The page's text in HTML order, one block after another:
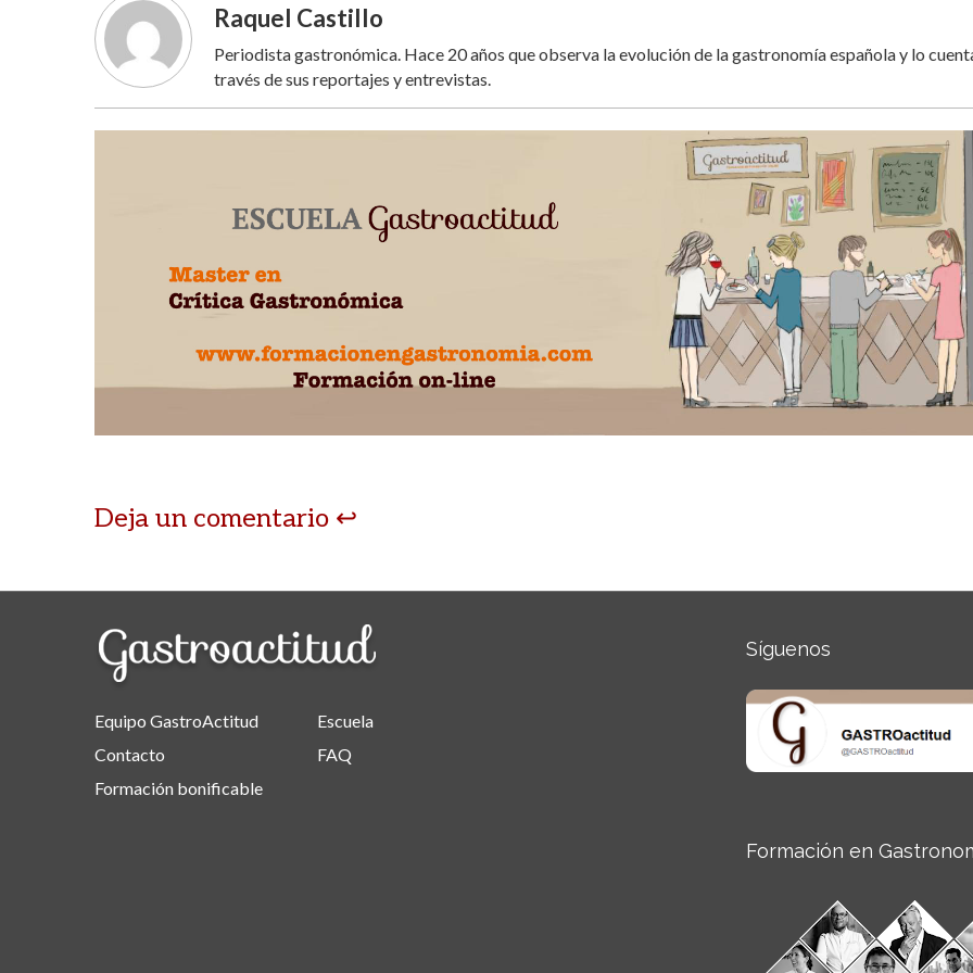
Raquel Castillo
Periodista gastronómica. Hace 20 años que observa la evolución de la gastronomía española y lo
través de sus reportajes y entrevistas.
Deja un comentario
Equipo GastroActitud
Contacto
Formación bonificable
Escuela
FAQ
Síguenos
Formación en